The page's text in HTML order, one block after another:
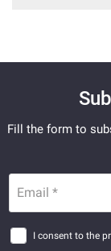
Fill the form to
Email *
I consent to the